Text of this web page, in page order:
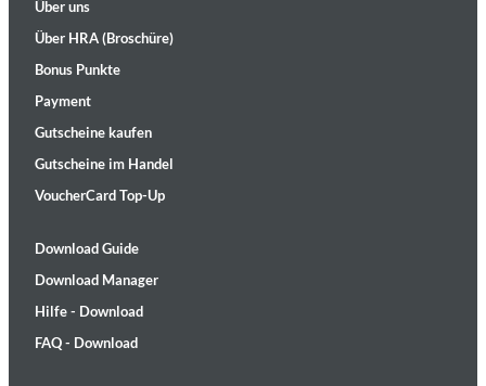
Über uns
Über HRA (Broschüre)
Bonus Punkte
Payment
Gutscheine kaufen
Gutscheine im Handel
VoucherCard Top-Up
Download Guide
Download Manager
Hilfe - Download
FAQ - Download